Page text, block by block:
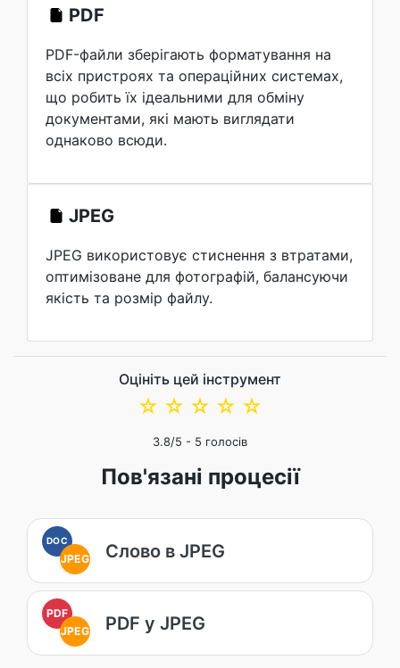
PDF
PDF-файли зберігають форматування на
всіх пристроях та операційних системах,
що робить їх ідеальними для обміну
документами, які мають виглядати
однаково всюди.
JPEG
JPEG використовує стиснення з втратами,
оптимізоване для фотографій, балансуючи
якість та розмір файлу.
Оцініть цей інструмент
☆
☆
☆
☆
☆
3.8/5 - 5 голосів
Пов'язані процесії
DOC
JPEG Слово в JPEG
PDF
JPEG
PDF у JPEG